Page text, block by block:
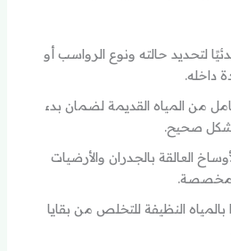
لتحديد حالته ونوع الرواسب أو
داخله.
من المياه القديمة لضمان بدء
صحيح.
العالقة بالجدران والأرضيات
مخصصة.
النظيفة للتخلص من بقايا